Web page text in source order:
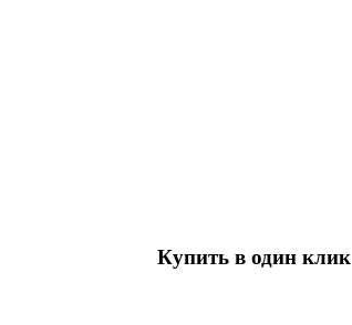
Купить в один клик